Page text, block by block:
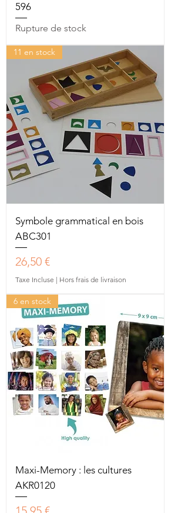
596
Rupture de stock
11 en stock
Symbole grammatical en bois
ABC301
Prix
26,50 €
Taxe Incluse | Hors frais de livraison
6 en stock
Maxi-Memory : les cultures
AKR0120
Prix